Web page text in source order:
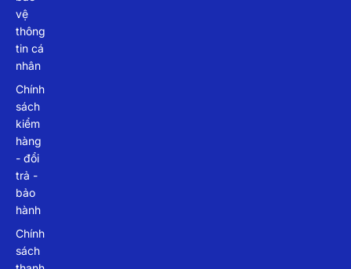
vệ
thông
tin cá
nhân
Chính
sách
kiểm
hàng
- đổi
trả -
bảo
hành
Chính
sách